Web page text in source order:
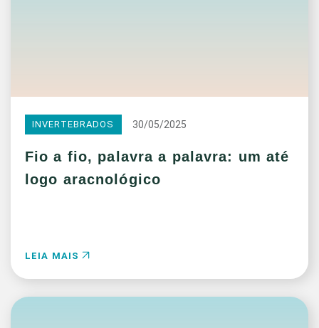
INVERTEBRADOS 30/05/2025
Fio a fio, palavra a palavra: um até
logo aracnológico
LEIA MAIS